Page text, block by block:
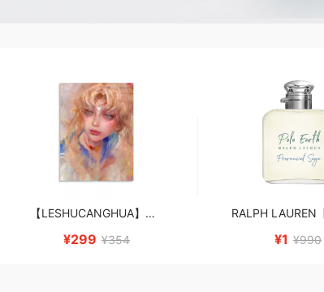
【LESHUCANGHUA】创意插画动漫人物月野兔SailorMoon水兵月明信片
¥299 ¥354 ¥1 ¥990